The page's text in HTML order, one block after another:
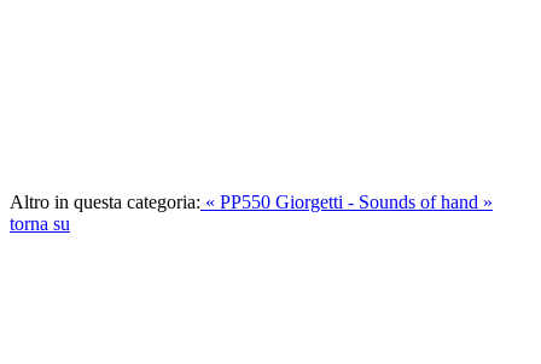
Altro in questa categoria: « PP550 Giorgetti - Sounds of hand »
torna su